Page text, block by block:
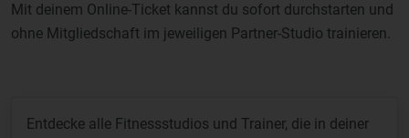
Mit deinem Online-Ticket kannst du sofort durchstarten und
ohne Mitgliedschaft im jeweiligen Partner-Studio trainieren.
Entdecke alle Fitnessstudios und Trainer, die in deiner